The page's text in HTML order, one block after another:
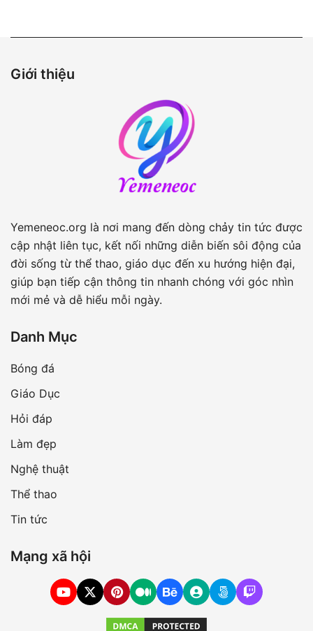
Giới thiệu
Yemeneoc.org là nơi mang đến dòng chảy tin tức được
cập nhật liên tục, kết nối những diễn biến sôi động của
đời sống từ thể thao, giáo dục đến xu hướng hiện đại,
giúp bạn tiếp cận thông tin nhanh chóng với góc nhìn
mới mẻ và dễ hiểu mỗi ngày.
Danh Mục
Bóng đá
Giáo Dục
Hỏi đáp
Làm đẹp
Nghệ thuật
Thể thao
Tin tức
Mạng xã hội